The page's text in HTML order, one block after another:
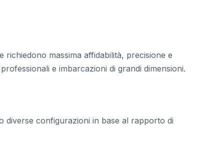
massima affidabilità, precisione e
e imbarcazioni di grandi dimensioni.
diverse configurazioni in base al rapporto di